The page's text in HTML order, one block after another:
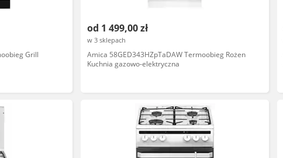
Grill
od 1 499,00 zł
w 3 sklepach
Amica 58GED343HZpTaDAW Termoobieg Rożen
Kuchnia gazowo-elektryczna